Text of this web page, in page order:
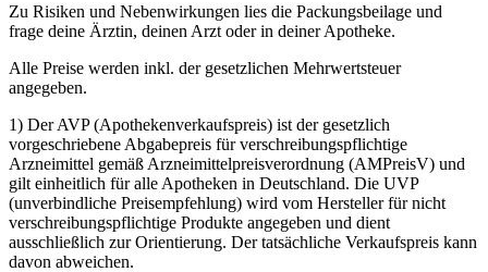
Zu Risiken und Nebenwirkungen lies die Packungsbeilage und
frage deine Ärztin, deinen Arzt oder in deiner Apotheke.
Alle Preise werden inkl. der gesetzlichen Mehrwertsteuer
angegeben.
1) Der AVP (Apothekenverkaufspreis) ist der gesetzlich
vorgeschriebene Abgabepreis für verschreibungspflichtige
Arzneimittel gemäß Arzneimittelpreisverordnung (AMPreisV) und
gilt einheitlich für alle Apotheken in Deutschland. Die UVP
(unverbindliche Preisempfehlung) wird vom Hersteller für nicht
verschreibungspflichtige Produkte angegeben und dient
ausschließlich zur Orientierung. Der tatsächliche Verkaufspreis kann
davon abweichen.